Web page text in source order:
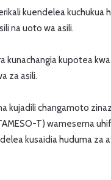
kuendelea kuchukua
na uoto wa asili.
kunachangia kupotea
za asili.
kujadili changamoto
T) wamesema
kusaidia huduma za